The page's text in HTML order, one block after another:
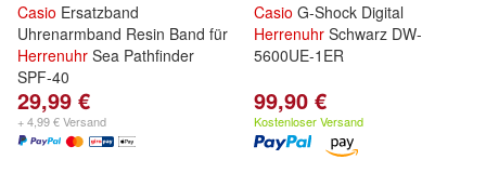
Casio Ersatzband
Uhrenarmband Resin Band für
Herrenuhr Sea Pathfinder
SPF-40
29,99 €
+ 4,99 € Versand
Casio G-Shock Digital
Herrenuhr Schwarz DW-
5600UE-1ER
99,90 €
Kostenloser Versand